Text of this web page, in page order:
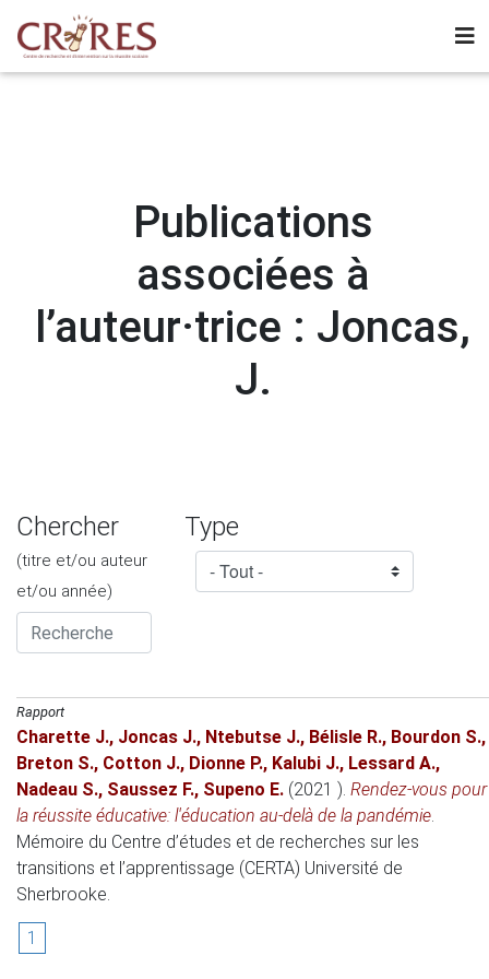
Publications
associées à
l’auteur·trice : Joncas,
J.
Chercher
(titre et/ou auteur
et/ou année)
Type
Rapport
Charette J., Joncas J., Ntebutse J., Bélisle R., Bourdon S.,
Breton S., Cotton J., Dionne P., Kalubi J., Lessard A.,
Nadeau S., Saussez F., Supeno E. (2021 ). Rendez-vous pour
la réussite éducative: l'éducation au-delà de la pandémie.
Mémoire du Centre d’études et de recherches sur les
transitions et l’apprentissage (CERTA) Université de
Sherbrooke.
1